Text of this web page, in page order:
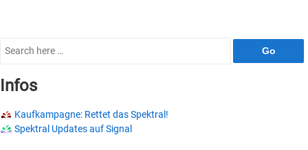
Search
Infos
Kaufkampagne: Rettet das Spektral!
Spektral Updates auf Signal